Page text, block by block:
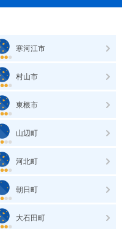
寒河江市
村山市
東根市
山辺町
河北町
朝日町
大石田町